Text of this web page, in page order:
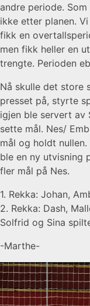
andre periode.
ikke etter planen.
fikk en
men fikk heller en
trengte. Perioden
Nå skulle det store
presset på, styrte
igjen ble servert av
sette mål. Nes/
mål og holdt
ble en ny utvisning
fler mål på Nes.
1. Rekka: Johan,
2. Rekka: Dash,
Solfrid og Sina
-Marthe-